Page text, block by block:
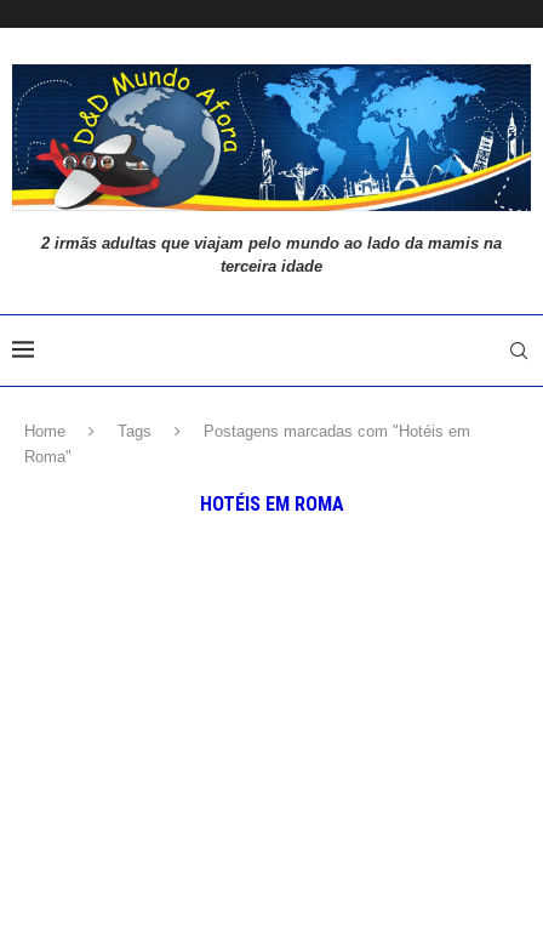
2 irmãs adultas que viajam pelo mundo ao lado da mamis na
terceira idade
Home Tags
Postagens marcadas com "Hotéis em
Roma"
HOTÉIS EM ROMA